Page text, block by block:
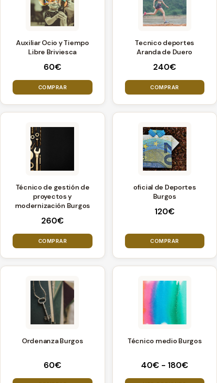
60€
Auxiliar Ocio y Tiempo
Libre Briviesca
COMPRAR
240€
Tecnico deportes
Aranda de Duero
COMPRAR
260€
Técnico de gestión de
proyectos y
modernización Burgos
COMPRAR
120€
oficial de Deportes
Burgos
COMPRAR
60€
Ordenanza Burgos
40€ - 180€Rango
Técnico medio Burgos
Este
producto
tiene
múltiples
Las
se